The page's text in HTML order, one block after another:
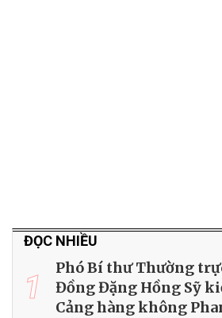
ĐỌC NHIỀU
1
Phó Bí thư Thường
Đồng Đặng Hồng Sỹ
Cảng hàng không